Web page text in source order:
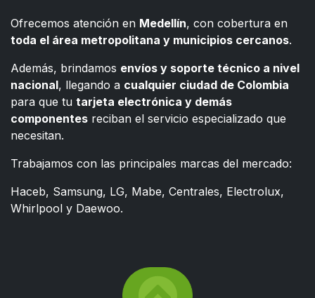
Ofrecemos atención en Medellín, con cobertura en
toda el área metropolitana y municipios cercanos.
Además, brindamos envíos y soporte técnico a nivel
nacional, llegando a cualquier ciudad de Colombia
para que tu tarjeta electrónica y demás
componentes reciban el servicio especializado que
necesitan.
Trabajamos con las principales marcas del mercado:
Haceb, Samsung, LG, Mabe, Centrales, Electrolux,
Whirlpool y Daewoo.